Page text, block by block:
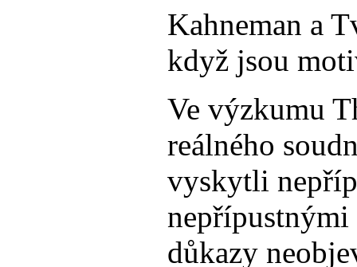
Kahneman a
když jsou
Ve výzkumu
reálného
vyskytli
nepřípustnými
důkazy